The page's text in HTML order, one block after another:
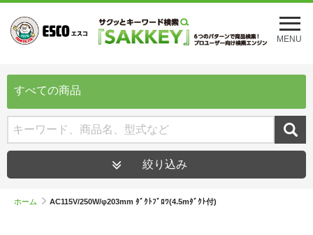
メ
ニ
ュ
を
MENU
すべての商品
絞り込み
ホーム AC115V/250W/φ203mm ﾀﾞｸﾄﾌﾞﾛﾜ(4.5mﾀﾞｸﾄ付)